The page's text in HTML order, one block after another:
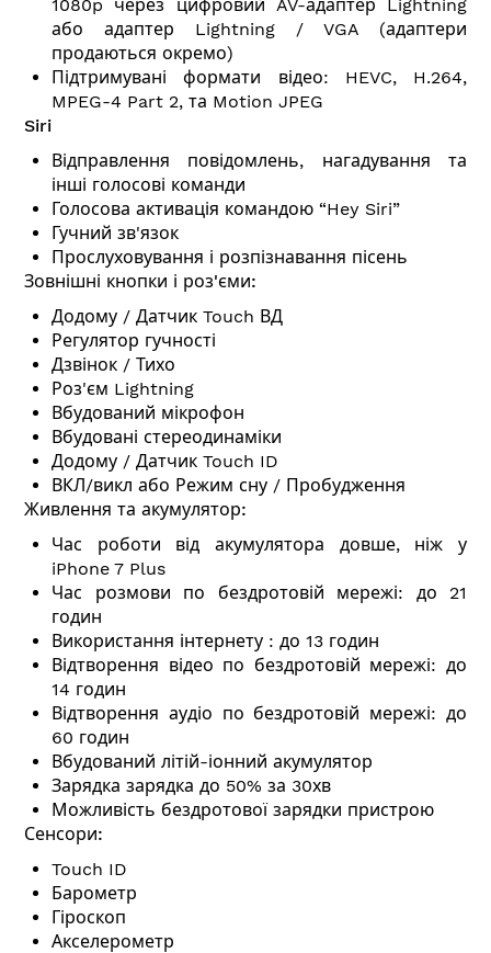
1080p через цифровий AV-адаптер Lightning
або адаптер Lightning / VGA (адаптери
продаються окремо)
Підтримувані формати відео: HEVC, H.264,
MPEG-4 Part 2, та Motion JPEG
Siri
Відправлення повідомлень, нагадування та
інші голосові команди
Голосова активація командою “Hey Siri”
Гучний зв'язок
Прослуховування і розпізнавання пісень
Зовнішні кнопки і роз'єми:
Додому / Датчик Touch ВД
Регулятор гучності
Дзвінок / Тихо
Роз'єм Lightning
Вбудований мікрофон
Вбудовані стереодинаміки
Додому / Датчик Touch ID
ВКЛ/викл або Режим сну / Пробудження
Живлення та акумулятор:
Час роботи від акумулятора довше, ніж у
iPhone 7 Plus
Час розмови по бездротовій мережі: до 21
годин
Використання інтернету : до 13 годин
Відтворення відео по бездротовій мережі: до
14 годин
Відтворення аудіо по бездротовій мережі: до
60 годин
Вбудований літій-іонний акумулятор
Зарядка зарядка до 50% за 30хв
Можливість бездротової зарядки пристрою
Сенсори:
Touch ID
Барометр
Гіроскоп
Акселерометр